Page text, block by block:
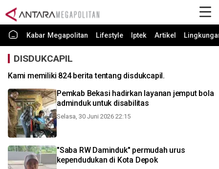
Kabar Megapolitan Lifestyle Iptek Artikel
DISDUKCAPIL
Kami memiliki 824 berita tentang disdukcapil.
Pemkab Bekasi hadirkan layanan jemput bola
adminduk untuk disabilitas
Selasa, 30 Juni 2026 22:15
"Saba RW Daminduk" permudah urus
kependudukan di Kota Depok